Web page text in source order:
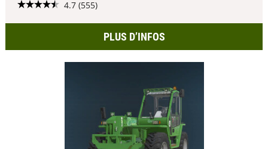
4.7 (555)
PLUS D’INFOS